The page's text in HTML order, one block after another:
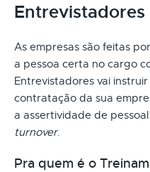
Entrevistadores
As empresas são feitas
a pessoa certa no cargo
Entrevistadores vai
contratação da sua
a assertividade de
turnover.
Pra quem é o